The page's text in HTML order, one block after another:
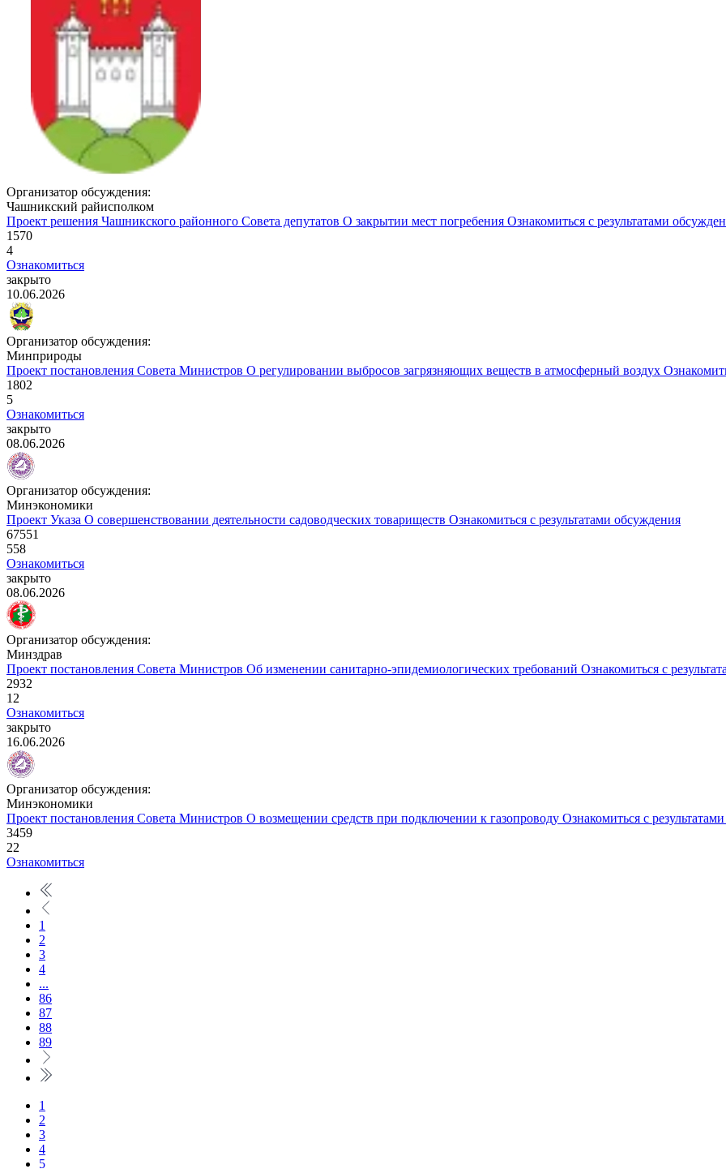
Организатор обсуждения:
Чашникский райисполком
Проект решения Чашникского районного Совета депутатов О закрытии мест погребения Ознакомиться с результатами
1570
4
Ознакомиться
закрыто
10.06.2026
Организатор обсуждения:
Минприроды
Проект постановления Совета Министров О регулировании выбросов загрязняющих веществ в атмосферный воздух
1802
5
Ознакомиться
закрыто
08.06.2026
Организатор обсуждения:
Минэкономики
Проект Указа О совершенствовании деятельности садоводческих товариществ Ознакомиться с результатами обсуждения
67551
558
Ознакомиться
закрыто
08.06.2026
Организатор обсуждения:
Минздрав
Проект постановления Совета Министров Об изменении санитарно-эпидемиологических требований Ознакомиться с
2932
12
Ознакомиться
закрыто
16.06.2026
Организатор обсуждения:
Минэкономики
Проект постановления Совета Министров О возмещении средств при подключении к газопроводу Ознакомиться с
3459
22
Ознакомиться
1
2
3
4
...
86
87
88
89
1
2
3
4
5